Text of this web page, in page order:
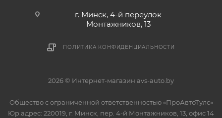
г. Минск, 4-й переулок
Монтажников, 13
ПОЛИТИКА КОНФИДЕНЦИАЛЬНОСТИ
2026 © Интернет-магазин avs-auto.by
Общество с ограниченной ответственностью «ПроАвтоТулс»
Юр.адрес: 220019, г. Минск, пер. 4-й Монтажников, 13, офис 14